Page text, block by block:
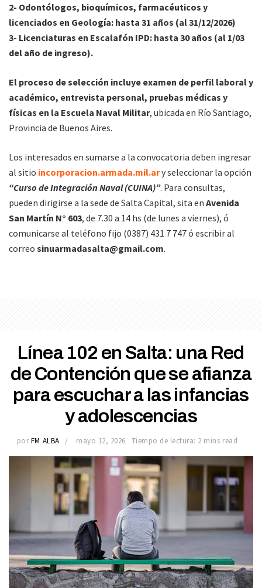
2- Odontólogos, bioquímicos, farmacéuticos y
licenciados en Geología: hasta 31 años (al 31/12/2026)
3- Licenciaturas en Escalafón IPD: hasta 30 años (al 1/03
del año de ingreso).
El proceso de selección incluye examen de perfil laboral y
académico, entrevista personal, pruebas médicas y
físicas en la Escuela Naval Militar, ubicada en Río Santiago,
Provincia de Buenos Aires.
Los interesados en sumarse a la convocatoria deben ingresar
al sitio incorporacion.armada.mil.ary seleccionar la opción
“Curso de Integración Naval (CUINA)”. Para consultas,
pueden dirigirse a la sede de Salta Capital, sita en Avenida
San Martín N° 603, de 7.30 a 14 hs (de lunes a viernes), ó
comunicarse al teléfono fijo (0387) 431 7 747 ó escribir al
correo sinuarmadasalta@gmail.com.
Línea 102 en Salta: una Red
de Contención que se afianza
para escuchar a las infancias
y adolescencias
por FM ALBA mayo 12, 2026 Tiempo de lectura: 2 mins read